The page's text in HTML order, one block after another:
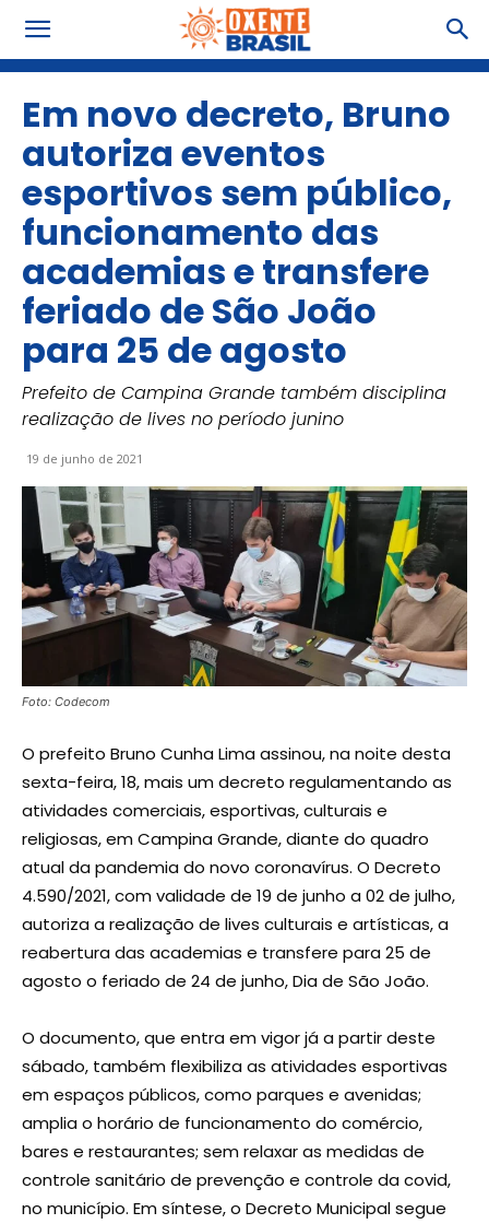
Em novo decreto, Bruno
autoriza eventos
esportivos sem público,
funcionamento das
academias e transfere
feriado de São João
para 25 de agosto
Prefeito de Campina Grande também disciplina
realização de lives no período junino
19 de junho de 2021
Foto: Codecom
O prefeito Bruno Cunha Lima assinou, na noite desta
sexta-feira, 18, mais um decreto regulamentando as
atividades comerciais, esportivas, culturais e
religiosas, em Campina Grande, diante do quadro
atual da pandemia do novo coronavírus. O Decreto
4.590/2021, com validade de 19 de junho a 02 de julho,
autoriza a realização de lives culturais e artísticas, a
reabertura das academias e transfere para 25 de
agosto o feriado de 24 de junho, Dia de São João.
O documento, que entra em vigor já a partir deste
sábado, também flexibiliza as atividades esportivas
em espaços públicos, como parques e avenidas;
amplia o horário de funcionamento do comércio,
bares e restaurantes; sem relaxar as medidas de
controle sanitário de prevenção e controle da covid,
no município. Em síntese, o Decreto Municipal segue